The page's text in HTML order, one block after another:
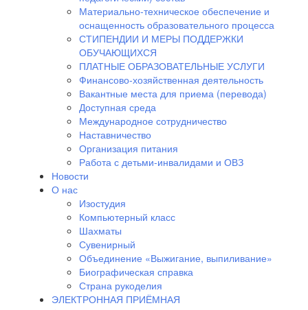
Материально-техническое обеспечение и
оснащенность образовательного процесса
СТИПЕНДИИ И МЕРЫ ПОДДЕРЖКИ
ОБУЧАЮЩИХСЯ
ПЛАТНЫЕ ОБРАЗОВАТЕЛЬНЫЕ УСЛУГИ
Финансово-хозяйственная деятельность
Вакантные места для приема (перевода)
Доступная среда
Международное сотрудничество
Наставничество
Организация питания
Работа с детьми-инвалидами и ОВЗ
Новости
О нас
Изостудия
Компьютерный класс
Шахматы
Сувенирный
Объединение «Выжигание, выпиливание»
Биографическая справка
Страна рукоделия
ЭЛЕКТРОННАЯ ПРИЁМНАЯ